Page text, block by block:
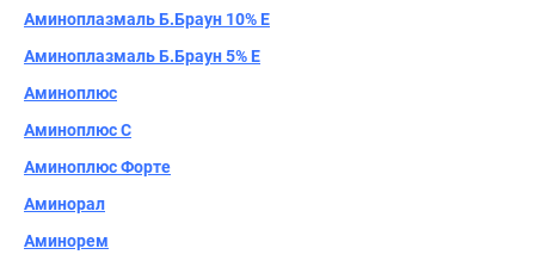
Аминоплазмаль Б.Браун 10% Е
Аминоплазмаль Б.Браун 5% Е
Аминоплюс
Аминоплюс С
Аминоплюс Форте
Аминорал
Аминорем